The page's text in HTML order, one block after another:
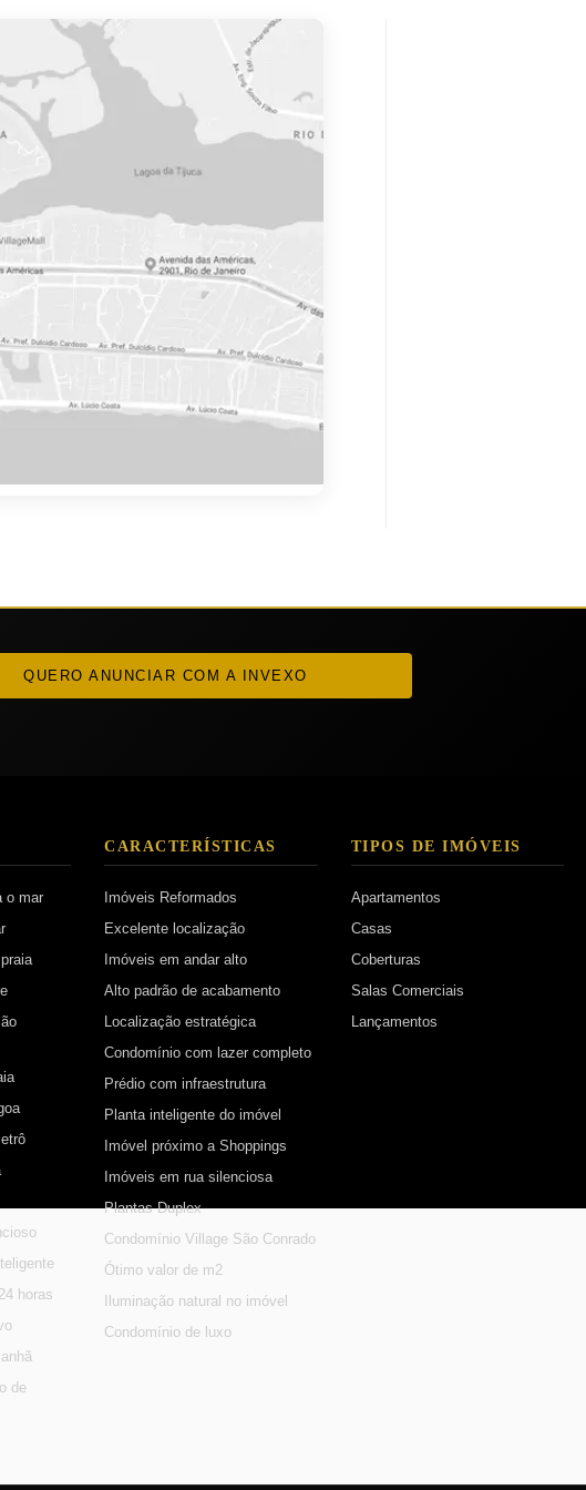
QUERO ANUNCIAR COM A INVEXO
o mar
horas
de
CARACTERÍSTICAS
Imóveis Reformados
Excelente localização
Imóveis em andar alto
Alto padrão de acabamento
Localização estratégica
Condomínio com lazer completo
Prédio com infraestrutura
Planta inteligente do imóvel
Imóvel próximo a Shoppings
Imóveis em rua silenciosa
Plantas Duplex
Condomínio Village São Conrado
Ótimo valor de m2
Iluminação natural no imóvel
Condomínio de luxo
TIPOS DE IMÓVEIS
Apartamentos
Casas
Coberturas
Salas Comerciais
Lançamentos